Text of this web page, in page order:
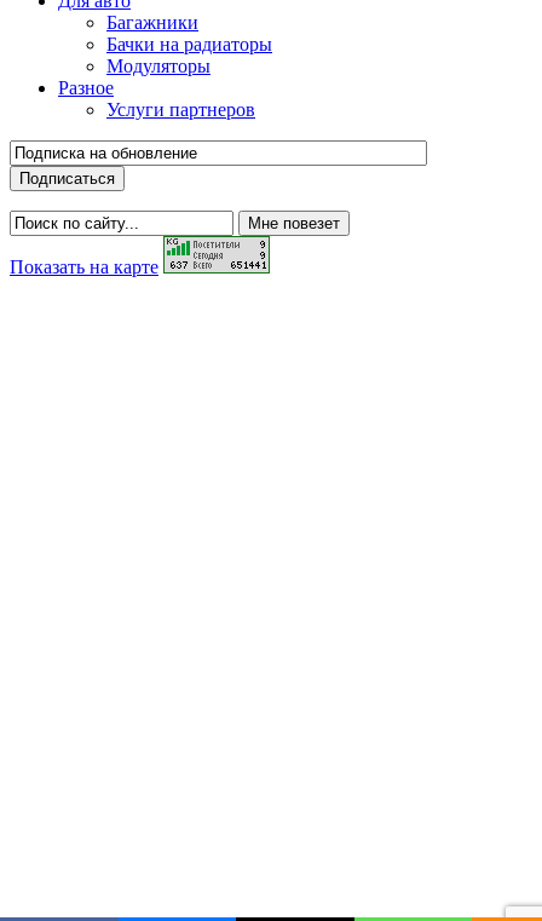
Багажники
Бачки на радиаторы
Модуляторы
Разное
Услуги партнеров
Показать на карте